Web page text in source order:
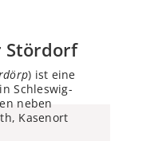
Stördorf
) ist eine
Schleswig-
neben
Kasenort